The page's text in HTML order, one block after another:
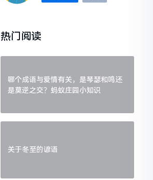
热门阅读
哪个成语与爱情有关，是琴瑟和鸣还
是莫逆之交？蚂蚁庄园小知识
关于冬至的谚语